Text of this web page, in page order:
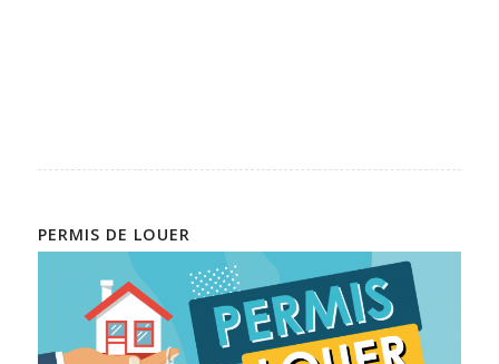
PERMIS DE LOUER